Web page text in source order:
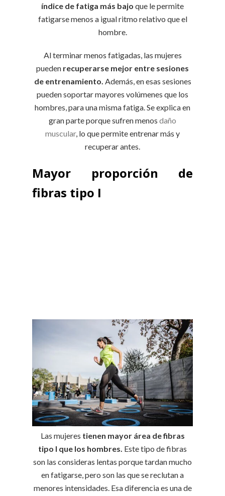
índice de fatiga más bajo que le permite
fatigarse menos a igual ritmo relativo que el
hombre.
Al terminar menos fatigadas, las mujeres
pueden recuperarse mejor entre sesiones
de entrenamiento. Además, en esas sesiones
pueden soportar mayores volúmenes que los
hombres, para una misma fatiga. Se explica en
gran parte porque sufren menos daño
muscular, lo que permite entrenar más y
recuperar antes.
Mayor proporción de
fibras tipo I
Las mujeres tienen mayor área de fibras
tipo I que los hombres. Este tipo de fibras
son las consideras lentas porque tardan mucho
en fatigarse, pero son las que se reclutan a
menores intensidades. Esa diferencia es una de